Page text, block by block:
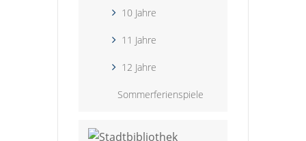
10 Jahre
11 Jahre
12 Jahre
Sommerferienspiele